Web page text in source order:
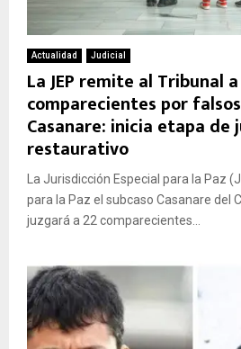
Actualidad Judicial
La JEP remite al Tribunal
comparecientes por
Casanare: inicia etapa de
restaurativo
La Jurisdicción Especial para la Paz
para la Paz el subcaso Casanare del
juzgará a 22 comparecientes...